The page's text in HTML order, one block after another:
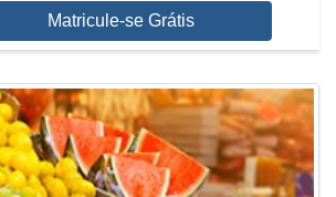
Prima traz a história da...
Matricule-se Grátis